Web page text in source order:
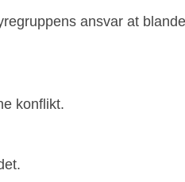
ansvar at
konflikt.